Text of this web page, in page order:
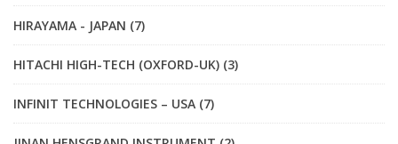
HIRAYAMA - JAPAN (7)
HITACHI HIGH-TECH (OXFORD-UK) (3)
INFINIT TECHNOLOGIES – USA (7)